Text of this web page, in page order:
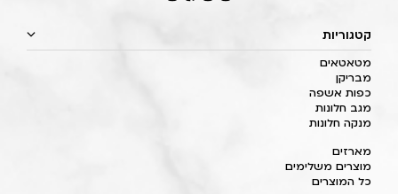
קטגוריות
מטאטאים
מבריקן
כפות אשפה
מגב חלונות
מנקה חלונות
מארזים
מוצרים משלימים
כל המוצרים